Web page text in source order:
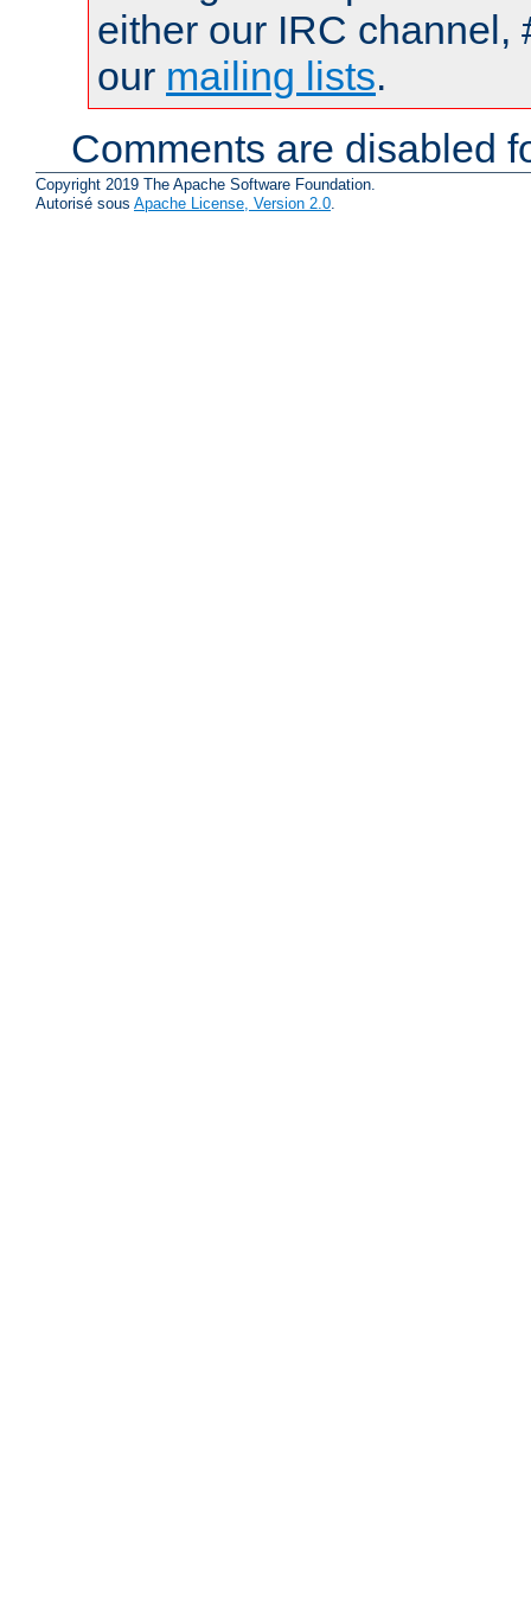
either our IRC channel,
our mailing lists.
Comments are disabled
Copyright 2019 The Apache Software Foundation.
Autorisé sous Apache License, Version 2.0.